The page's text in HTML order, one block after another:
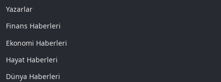
Yazarlar
Finans Haberleri
Ekonomi Haberleri
Hayat Haberleri
Dünya Haberleri